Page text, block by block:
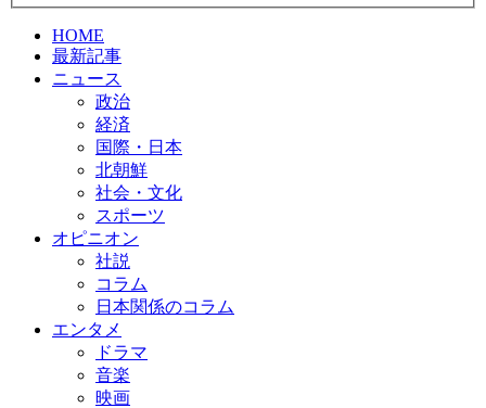
HOME
最新記事
ニュース
政治
経済
国際・日本
北朝鮮
社会・文化
スポーツ
オピニオン
社説
コラム
日本関係のコラム
エンタメ
ドラマ
音楽
映画